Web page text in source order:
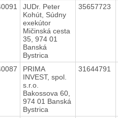
JUDr. Peter
Kohút, Súdny
exekútor
Mičinská cesta
35, 974 01
Banská
Bystrica
35657723
PRIMA
INVEST, spol.
s.r.o.
Bakossova 60,
974 01 Banská
Bystrica
31644791